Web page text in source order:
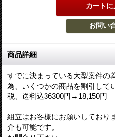
商品詳細
すでに決まっている大型案件の
為、いくつかの商品を割引して
税、送料込36300円→18,150円
組立はお客様にお願いしており
介も可能です。